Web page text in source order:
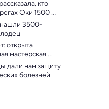
кто
Оки 1500
3500-
открыта
мастерская
из ракушек
дали нам защиту
болезней